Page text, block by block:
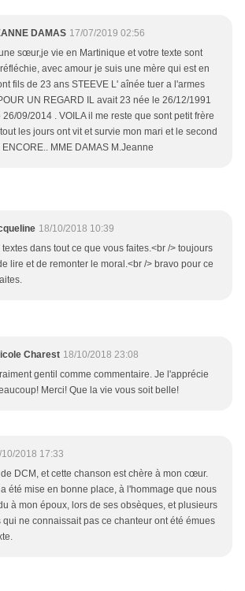
DAMAS 17/07/2019 02:56
sœur,je vie en Martinique et votre texte sont
avec amour je suis une mère qui est en
fils de 23 ans STEEVE L' aînée tuer a l'armes
UN REGARD IL avait 23 née le 26/12/1991
09/2014 . VOILA il me reste que sont petit frère
les jours ont vit et survie mon mari et le second
MME DAMAS M.Jeanne
18/10/2018 10:39
dans tout ce que vous faites.<br /> toujours
lire et de remonter le moral.<br /> bravo pour ce
Charest 18/10/2018 23:08
gentil comme commentaire. Je l'apprécie
Merci! Que la vie vous soit belle!
2018 17:33
DCM, et cette chanson est chère à mon cœur.
été mise en bonne place, à l'hommage que nous
à mon époux, lors de ses obsèques, et plusieurs
qui ne connaissait pas ce chanteur ont été émues